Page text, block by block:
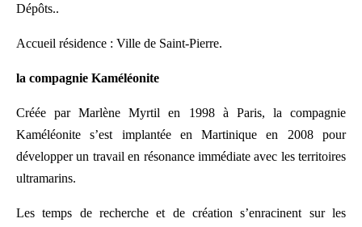
Dépôts..
Accueil résidence : Ville de Saint-Pierre.
la compagnie Kaméléonite
Créée par Marlène Myrtil en 1998 à Paris, la compagnie
Kaméléonite s’est implantée en Martinique en 2008 pour
développer un travail en résonance immédiate avec les territoires
ultramarins.
Les temps de recherche et de création s’enracinent sur les